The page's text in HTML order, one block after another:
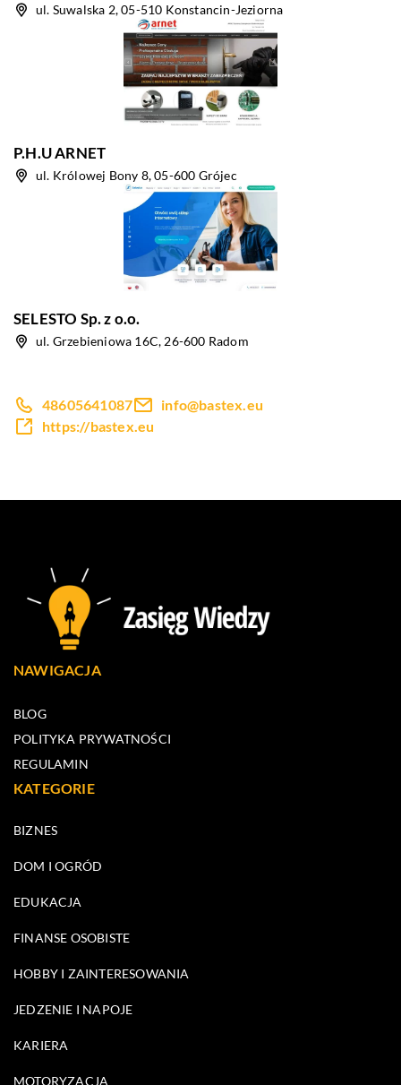
ul. Suwalska 2, 05-510 Konstancin-Jeziorna
P.H.U ARNET
ul. Królowej Bony 8, 05-600 Grójec
SELESTO Sp. z o.o.
ul. Grzebieniowa 16C, 26-600 Radom
48605641087
info@bastex.eu
https://bastex.eu
NAWIGACJA
BLOG
POLITYKA PRYWATNOŚCI
REGULAMIN
KATEGORIE
BIZNES
DOM I OGRÓD
EDUKACJA
FINANSE OSOBISTE
HOBBY I ZAINTERESOWANIA
JEDZENIE I NAPOJE
KARIERA
MOTORYZACJA